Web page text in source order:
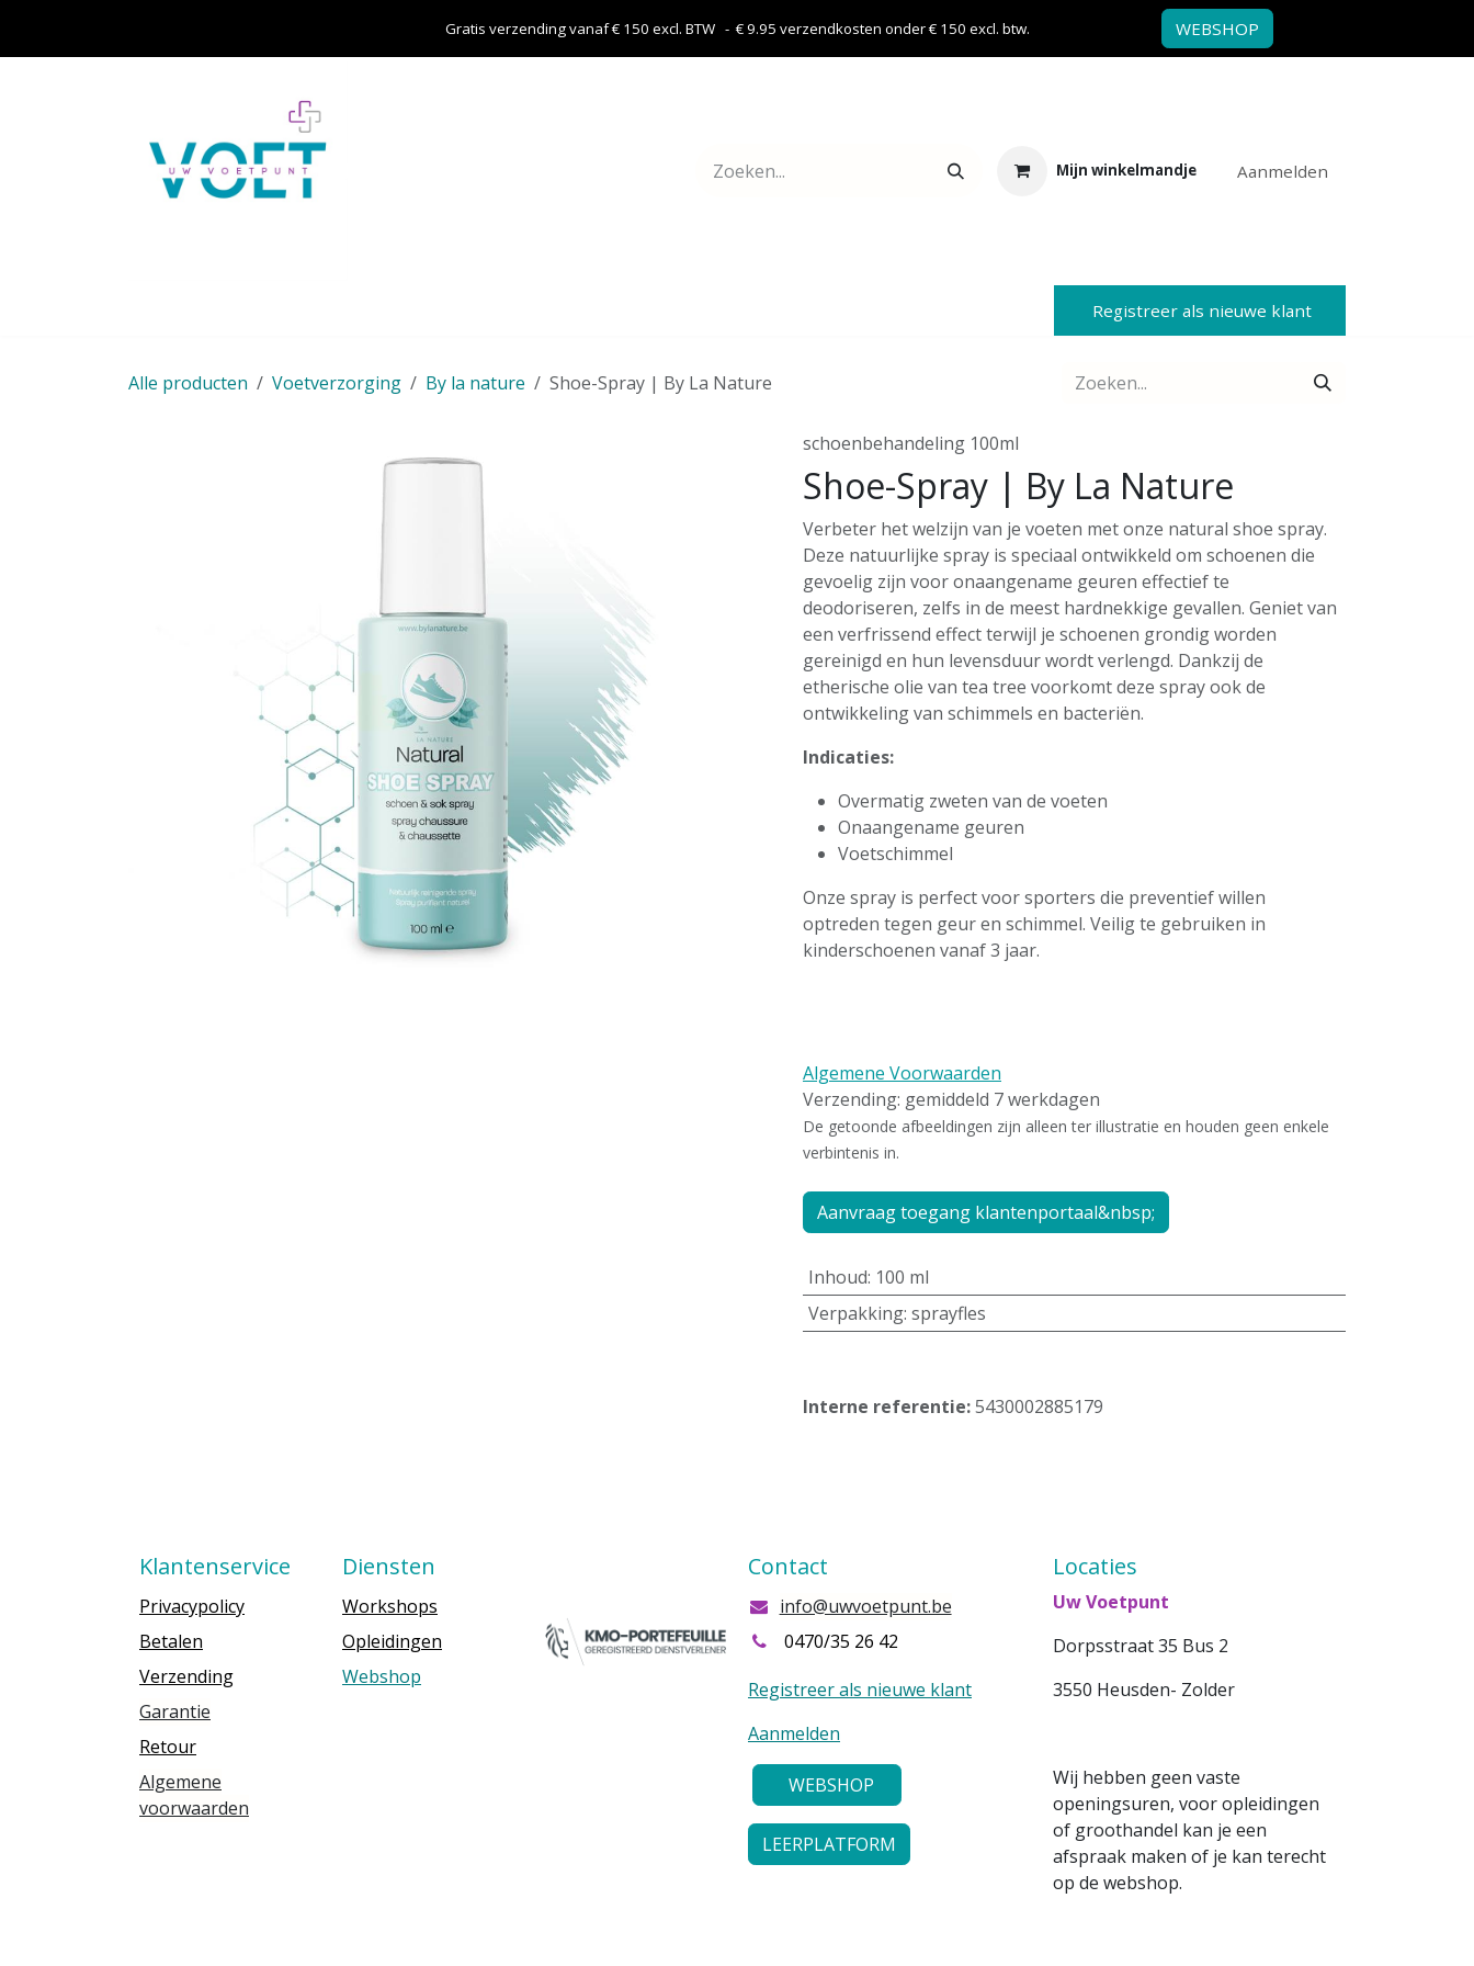
Gratis verzending vanaf € 150 excl. BTW - € 9.95 verzendkosten onder € 150 excl. btw. WEBSHOP
Mijn winkelmandje Aanmelden
Registreer als nieuwe klant
Alle producten Voetverzorging By la nature Shoe-Spray | By La Nature
schoenbehandeling 100ml
Shoe-Spray | By La Nature
Verbeter het welzijn van je voeten met onze natural shoe spray.
Deze natuurlijke spray is speciaal ontwikkeld om schoenen die
gevoelig zijn voor onaangename geuren effectief te
deodoriseren, zelfs in de meest hardnekkige gevallen. Geniet van
een verfrissend effect terwijl je schoenen grondig worden
gereinigd en hun levensduur wordt verlengd. Dankzij de
etherische olie van tea tree voorkomt deze spray ook de
ontwikkeling van schimmels en bacteriën.
Indicaties:
Overmatig zweten van de voeten
Onaangename geuren
Voetschimmel
Onze spray is perfect voor sporters die preventief willen
optreden tegen geur en schimmel. Veilig te gebruiken in
kinderschoenen vanaf 3 jaar.
Algemene Voorwaarden
Verzending: gemiddeld 7 werkdagen
De getoonde afbeeldingen zijn alleen ter illustratie en houden geen enkele
verbintenis in.
Aanvraag toegang klantenportaal&nbsp;
Inhoud: 100 ml
Verpakking: sprayfles
Interne referentie:5430002885179
Klantenservice
Privacypolicy
Betalen
Verzending
Garantie
Retour
Algemene
voorwaarden
Contact
info@uwvoetpunt.be
0470/35 26 42
Registreer als nieuwe klant
Aanmelden
WEBSHOP
LEERPLATFORM
Locaties
Uw Voetpunt
Dorpsstraat 35 Bus 2
3550 Heusden- Zolder
Wij hebben geen vaste
openingsuren, voor opleidingen
of groothandel kan je een
afspraak maken of je kan terecht
op de webshop.
Diensten
Workshops
Opleidingen
Webshop